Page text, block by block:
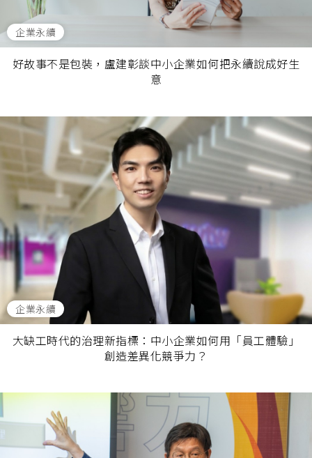
企業永續
好故事不是包裝，盧建彰談中小企業如何把永續說成好生
意
企業永續
大缺工時代的治理新指標：中小企業如何用「員工體驗」
創造差異化競爭力？